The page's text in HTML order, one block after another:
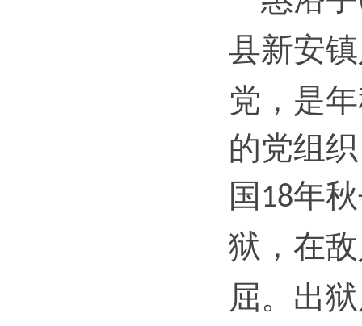
县新安
党，是
的党组
国 18年
狱，在
屈。出